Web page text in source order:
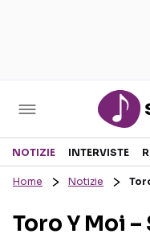
Sezioni
RECENSIONI
NOTIZIE INTERVISTE
Home Notizie
Toro Y Moi